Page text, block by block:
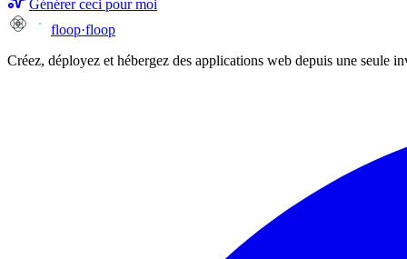
Générer ceci pour moi
floop·floop
Créez, déployez et hébergez des applications web depuis une seule